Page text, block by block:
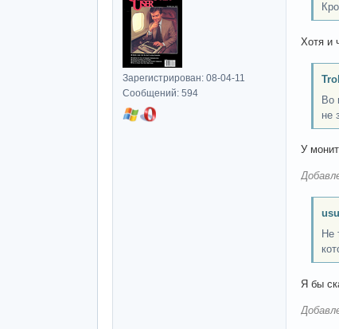
Зарегистрирован: 08-04-11
Сообщений: 594
Хотя и
Во
не
У
Не
Я бы